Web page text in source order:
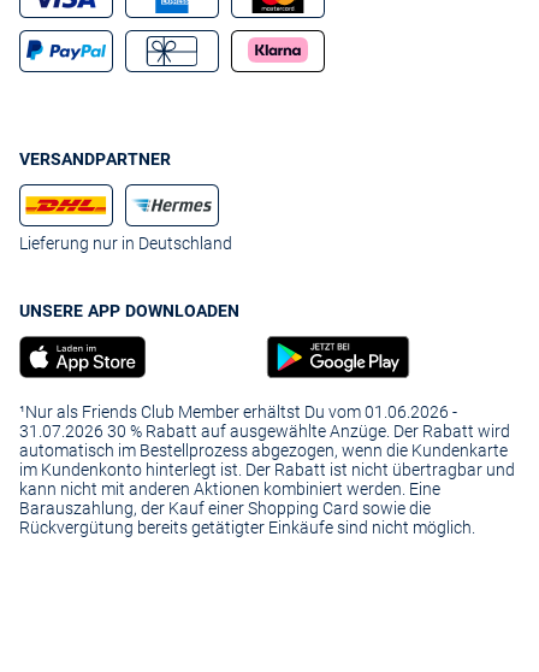
VERSANDPARTNER
Lieferung nur in Deutschland
UNSERE APP DOWNLOADEN
¹Nur als Friends Club Member erhältst Du vom 01.06.2026 -
31.07.2026 30 % Rabatt auf ausgewählte Anzüge. Der Rabatt wird
automatisch im Bestellprozess abgezogen, wenn die Kundenkarte
im Kundenkonto hinterlegt ist. Der Rabatt ist nicht übertragbar und
kann nicht mit anderen Aktionen kombiniert werden. Eine
Barauszahlung, der Kauf einer Shopping Card sowie die
Rückvergütung bereits getätigter Einkäufe sind nicht möglich.